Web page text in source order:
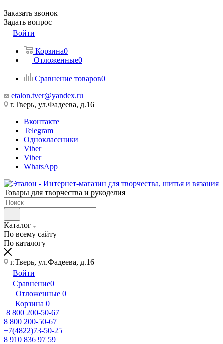
Заказать звонок
Задать вопрос
Войти
Корзина0
Отложенные0
Сравнение товаров0
etalon.tver@yandex.ru
г.Тверь, ул.Фадеева, д.16
Вконтакте
Telegram
Одноклассники
Viber
Viber
WhatsApp
Товары для творчества и рукоделия
Каталог
По всему сайту
По каталогу
г.Тверь, ул.Фадеева, д.16
Войти
Сравнение0
Отложенные 0
Корзина 0
8 800 200-50-67
8 800 200-50-67
+7(4822)73-50-25
8 910 836 97 59